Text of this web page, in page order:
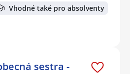
Vhodné také pro absolventy
sestra -